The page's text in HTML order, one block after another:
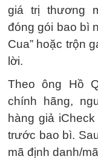
giá trị thương
đóng gói bao bì
Cua” hoặc trộn
lời.
Theo ông Hồ
chính hãng,
hàng giả
trước bao bì.
mã định danh/